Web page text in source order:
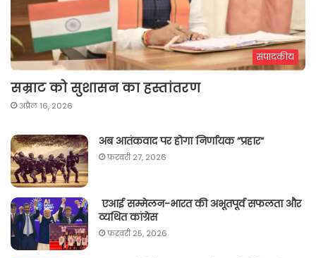
संपादकीय
सम्राट को सुशासन का हस्तांतरण
अप्रैल 16, 2026
अब आतंकवाद पर होगा निर्णायक “प्रहार“
फ़रवरी 27, 2026
एआई सम्मेलन-भारत की अभूतपूर्व सफलता और
व्यथित कांग्रेस
फ़रवरी 25, 2026